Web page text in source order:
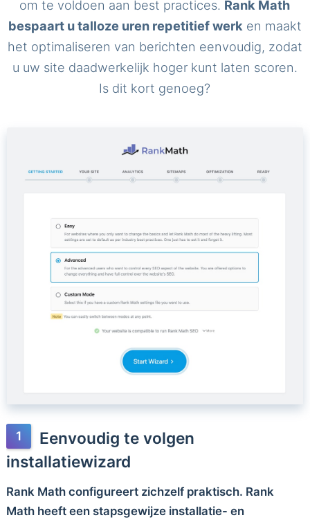
om te voldoen aan best practices. Rank Math
bespaart u talloze uren repetitief werk en maakt
het optimaliseren van berichten eenvoudig, zodat
u uw site daadwerkelijk hoger kunt laten scoren.
Is dit kort genoeg?
Eenvoudig te volgen
installatiewizard
Rank Math configureert zichzelf praktisch. Rank
Math heeft een stapsgewijze installatie- en